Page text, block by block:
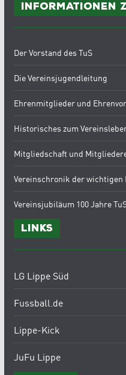
Informationen
Der Vorstand des TuS
Die Vereinsjugendleitung
Ehrenmitglieder und
Historisches zum
Mitgliedschaft und
Vereinschronik der wichtigen
Vereinsjubiläum 100 Jahre
Links
LG Lippe Süd
Fussball.de
Lippe-Kick
JuFu Lippe